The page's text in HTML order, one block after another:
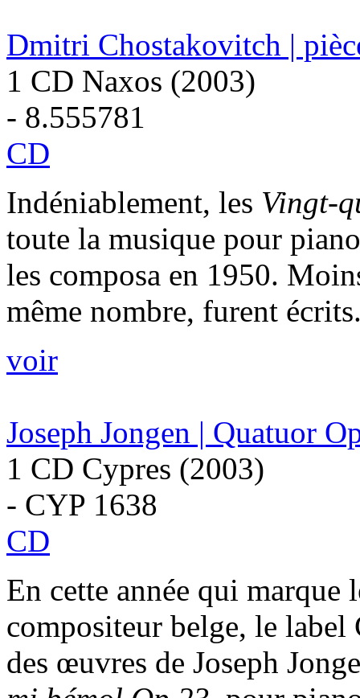
Dmitri Chostakovitch |
1 CD Naxos (2003)
- 8.555781
CD
Indéniablement, les Vingt-
toute la musique pour
les composa en 1950.
même nombre, furent
voir
Joseph Jongen | Quatuor
1 CD Cypres (2003)
- CYP 1638
CD
En cette année qui
compositeur belge, le
des œuvres de Joseph